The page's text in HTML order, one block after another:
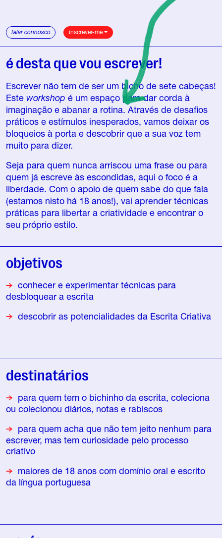
falar connosco inscrever-me
é desta que vou escrever!
Escrever não tem de ser um bicho de sete cabeças!
Este workshop é um espaço para dar corda à
imaginação e abanar a rotina. Através de desafios
práticos e estímulos inesperados, vamos deixar os
bloqueios à porta e descobrir que a sua voz tem
muito para dizer.
Seja para quem nunca arriscou uma frase ou para
quem já escreve às escondidas, aqui o foco é a
liberdade. Com o apoio de quem sabe do que fala
(estamos nisto há 18 anos!), vai aprender técnicas
práticas para libertar a criatividade e encontrar o
seu próprio estilo.
objetivos
conhecer e experimentar técnicas para
desbloquear a escrita
descobrir as potencialidades da Escrita Criativa
destinatários
para quem tem o bichinho da escrita, coleciona
ou colecionou diários, notas e rabiscos
para quem acha que não tem jeito nenhum para
escrever, mas tem curiosidade pelo processo
criativo
maiores de 18 anos com domínio oral e escrito
da língua portuguesa